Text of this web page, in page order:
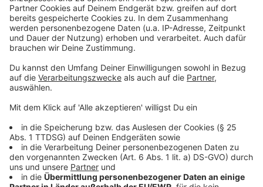
von Klima- und Umweltpolitik keine Eintagsfliege des
letzten Jahres war, sondern auch über Corona-Krise
hinweg funktioniert.
lohnt und dass ihre Themen, Klima, Verkehr,
Umweltschutz, auch die Themen der Wähler sind. Ein
unklaren Zeiten ein klares Statement der Wähler -
möglicherweise auch für die Bundestagswahl im
nächsten Jahr.
Bleibt noch der Blick zur SPD. Dass sie nicht
besonders berühmt abschneiden würde, war klar.